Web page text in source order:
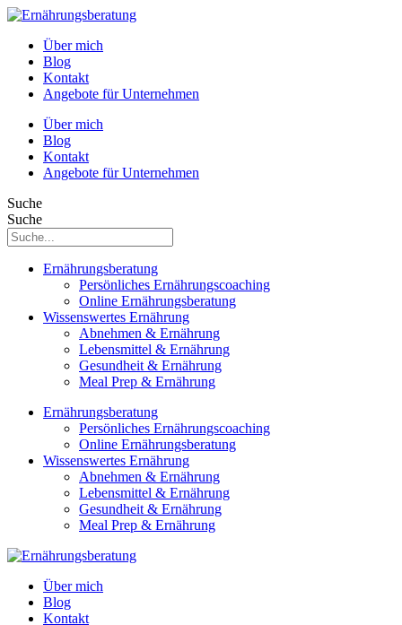
Über mich
Blog
Kontakt
Angebote für Unternehmen
Über mich
Blog
Kontakt
Angebote für Unternehmen
Suche
Suche
Ernährungsberatung
Persönliches Ernährungscoaching
Online Ernährungsberatung
Wissenswertes Ernährung
Abnehmen & Ernährung
Lebensmittel & Ernährung
Gesundheit & Ernährung
Meal Prep & Ernährung
Ernährungsberatung
Persönliches Ernährungscoaching
Online Ernährungsberatung
Wissenswertes Ernährung
Abnehmen & Ernährung
Lebensmittel & Ernährung
Gesundheit & Ernährung
Meal Prep & Ernährung
Über mich
Blog
Kontakt